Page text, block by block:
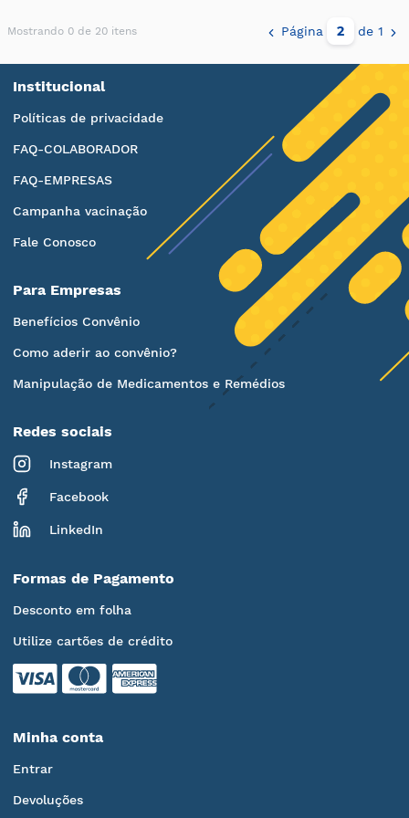
Mostrando 0 de 20 itens Página de 1
Institucional
Políticas de privacidade
FAQ-COLABORADOR
FAQ-EMPRESAS
Campanha vacinação
Fale Conosco
Para Empresas
Benefícios Convênio
Como aderir ao convênio?
Manipulação de Medicamentos e Remédios
Redes sociais
Instagram
Facebook
LinkedIn
Formas de Pagamento
Desconto em folha
Utilize cartões de crédito
Minha conta
Entrar
Devoluções